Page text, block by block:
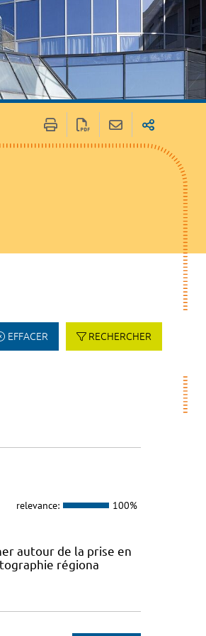
EFFACER RECHERCHER
relevance: 100%
autour de la prise en
régiona